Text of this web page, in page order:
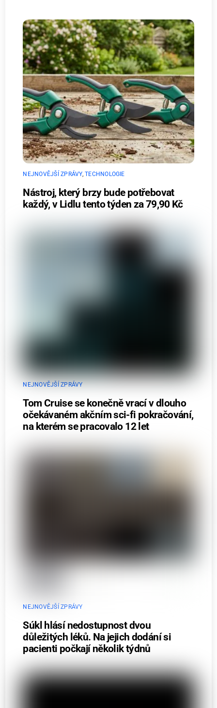
NEJNOVĚJŠÍ ZPRÁVY,TECHNOLOGIE
Nástroj, který brzy bude potřebovat
každý, v Lidlu tento týden za 79,90 Kč
NEJNOVĚJŠÍ ZPRÁVY
Tom Cruise se konečně vrací v dlouho
očekávaném akčním sci-fi pokračování,
na kterém se pracovalo 12 let
NEJNOVĚJŠÍ ZPRÁVY
Súkl hlásí nedostupnost dvou
důležitých léků. Na jejich dodání si
pacienti počkají několik týdnů